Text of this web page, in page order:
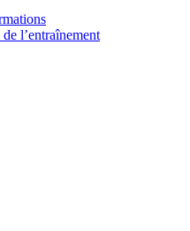
l’entraînement